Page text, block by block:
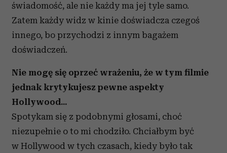
świadomość, ale nie każdy ma jej tyle samo.
Zatem każdy widz w kinie doświadcza czegoś
innego, bo przychodzi z innym bagażem
doświadczeń.
Nie mogę się oprzeć wrażeniu, że w tym filmie
jednak krytykujesz pewne aspekty
Hollywood...
Spotykam się z podobnymi głosami, choć
niezupełnie o to mi chodziło. Chciałbym być
w Hollywood w tych czasach, kiedy było tak